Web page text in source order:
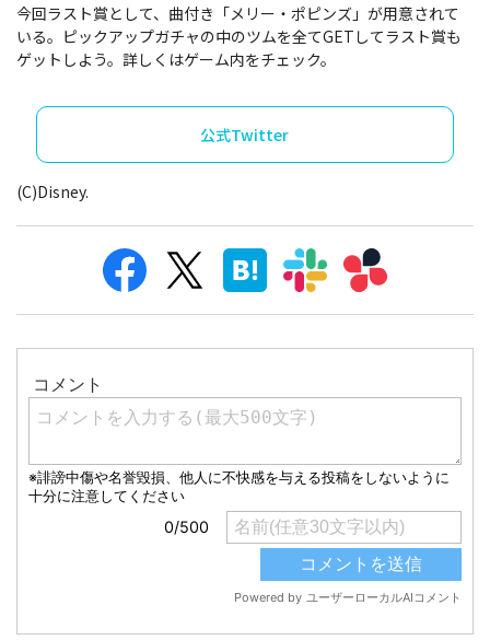
今回ラスト賞として、曲付き「メリー・ポピンズ」が用意されて
いる。ピックアップガチャの中のツムを全てGETしてラスト賞も
ゲットしよう。詳しくはゲーム内をチェック。
公式Twitter
(C)Disney.